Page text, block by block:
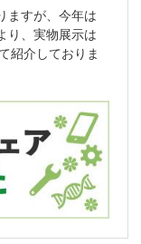
ますが、今年は
り、実物展示は
紹介しておりま